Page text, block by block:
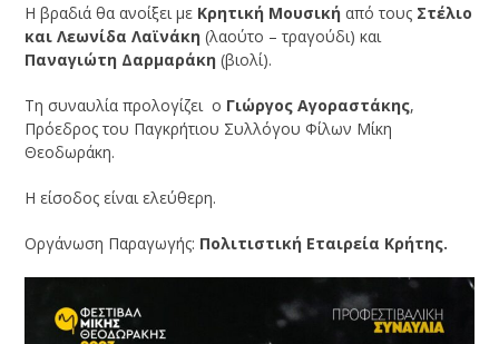
Η βραδιά θα ανοίξει με Κρητική Μουσική από τους Στέλιο
και ΛεωνίδαΛαϊνάκη (λαούτο – τραγούδι) και
Παναγιώτη Δαρμαράκη (βιολί).
Τη συναυλία προλογίζει ο Γιώργος Αγοραστάκης,
Πρόεδρος του Παγκρήτιου Συλλόγου Φίλων Μίκη
Θεοδωράκη.
Η είσοδος είναι ελεύθερη.
Οργάνωση Παραγωγής: Πολιτιστική Εταιρεία Κρήτης.